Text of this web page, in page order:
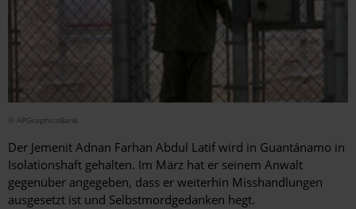
© APGraphicsBank
Der Jemenit Adnan Farhan Abdul Latif wird in Guantánamo in
Isolationshaft gehalten. Im März hat er seinem Anwalt
gegenüber angegeben, dass er weiterhin Misshandlungen
ausgesetzt ist und Selbstmordgedanken hegt.